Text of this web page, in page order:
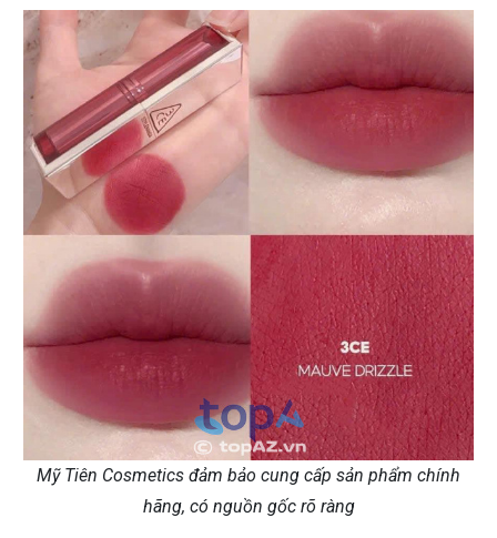
Mỹ Tiên Cosmetics đảm bảo cung cấp sản phẩm chính
hãng, có nguồn gốc rõ ràng